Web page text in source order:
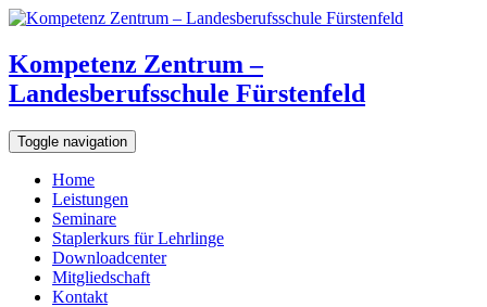
Kompetenz Zentrum –
Landesberufsschule Fürstenfeld
Toggle navigation
Home
Leistungen
Seminare
Staplerkurs für Lehrlinge
Downloadcenter
Mitgliedschaft
Kontakt